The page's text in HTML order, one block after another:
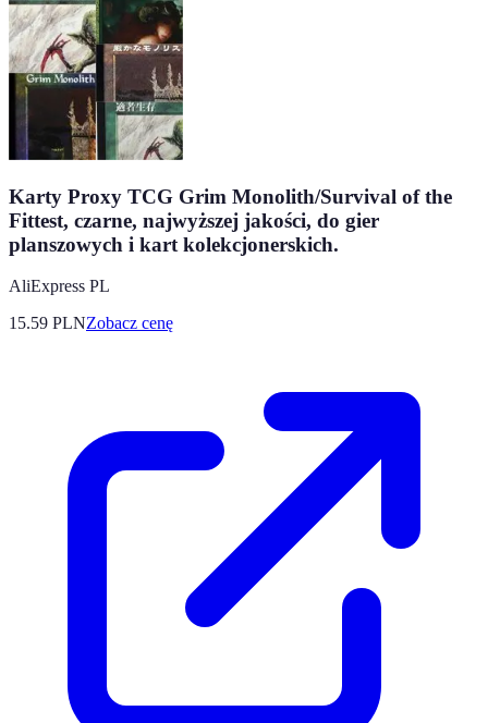
Karty Proxy TCG Grim Monolith/Survival of the
Fittest, czarne, najwyższej jakości, do gier
planszowych i kart kolekcjonerskich.
AliExpress PL
15.59 PLNZobacz cenę